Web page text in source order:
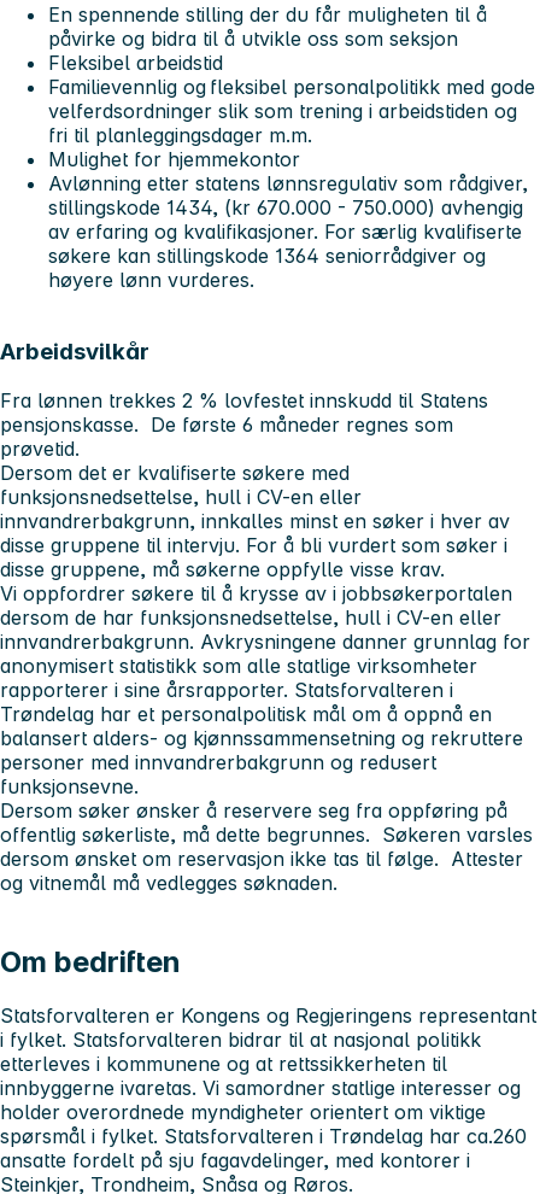
En spennende stilling der du får muligheten til å
påvirke og bidra til å utvikle oss som seksjon
Fleksibel arbeidstid
Familievennlig og fleksibel personalpolitikk med gode
velferdsordninger slik som trening i arbeidstiden og
fri til planleggingsdager m.m.
Mulighet for hjemmekontor
Avlønning etter statens lønnsregulativ som rådgiver,
stillingskode 1434, (kr 670.000 - 750.000) avhengig
av erfaring og kvalifikasjoner. For særlig kvalifiserte
søkere kan stillingskode 1364 seniorrådgiver og
høyere lønn vurderes.
Arbeidsvilkår
Fra lønnen trekkes 2 % lovfestet innskudd til Statens
pensjonskasse. De første 6 måneder regnes som
prøvetid.
Dersom det er kvalifiserte søkere med
funksjonsnedsettelse, hull i CV-en eller
innvandrerbakgrunn, innkalles minst en søker i hver av
disse gruppene til intervju. For å bli vurdert som søker i
disse gruppene, må søkerne oppfylle visse krav.
Vi oppfordrer søkere til å krysse av i jobbsøkerportalen
dersom de har funksjonsnedsettelse, hull i CV-en eller
innvandrerbakgrunn. Avkrysningene danner grunnlag for
anonymisert statistikk som alle statlige virksomheter
rapporterer i sine årsrapporter. Statsforvalteren i
Trøndelag har et personalpolitisk mål om å oppnå en
balansert alders- og kjønnssammensetning og rekruttere
personer med innvandrerbakgrunn og redusert
funksjonsevne.
Dersom søker ønsker å reservere seg fra oppføring på
offentlig søkerliste, må dette begrunnes. Søkeren varsles
dersom ønsket om reservasjon ikke tas til følge. Attester
og vitnemål må vedlegges søknaden.
Om bedriften
Statsforvalteren er Kongens og Regjeringens representant
i fylket. Statsforvalteren bidrar til at nasjonal politikk
etterleves i kommunene og at rettssikkerheten til
innbyggerne ivaretas. Vi samordner statlige interesser og
holder overordnede myndigheter orientert om viktige
spørsmål i fylket. Statsforvalteren i Trøndelag har ca.260
ansatte fordelt på sju fagavdelinger, med kontorer i
Steinkjer, Trondheim, Snåsa og Røros.